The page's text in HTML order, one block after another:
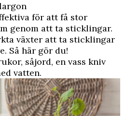
för att få stor
genom att ta sticklingar.
växter att ta sticklingar
Så här gör du!
såjord, en vass kniv
vatten.